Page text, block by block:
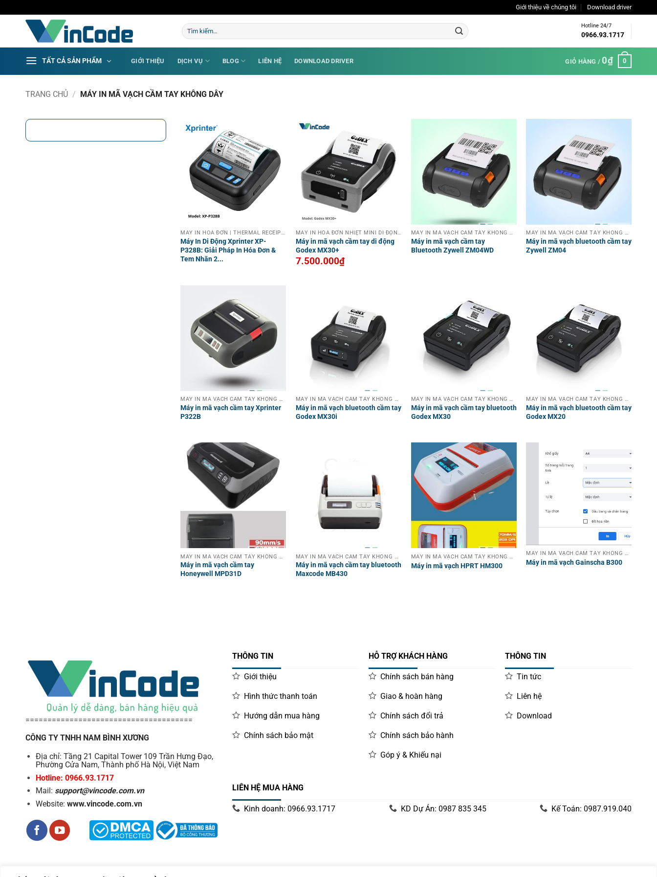
qua
Giới thiệu về chúng tôi Download driver
Tìm
kiếm:
Hotline 24/7
0966.93.1717
TẤT CẢ SẢN PHẨM GIỚI THIỆU DỊCH VỤ BLOG LIÊN HỆ DOWNLOAD DRIVER GIỎ HÀNG / 0₫ 0
TRANG CHỦ / MÁY IN MÃ VẠCH CẦM TAY KHÔNG DÂY
MÁY IN HOÁ ĐƠN | THERMAL RECEIPT PRINTER
Máy In Di Động Xprinter XP-
P328B: Giải Pháp In Hóa Đơn &
Tem Nhãn 2...
MÁY IN HOÁ ĐƠN NHIỆT MINI DI ĐỘNG KHÔNG DÂY CẦM TAY
Máy in mã vạch cầm tay di động
Godex MX30+
7.500.000₫
MÁY IN MÃ VẠCH CẦM TAY KHÔNG DÂY
Máy in mã vạch cầm tay
Bluetooth Zywell ZM04WD
MÁY IN MÃ VẠCH CẦM TAY KHÔNG DÂY
Máy in mã vạch bluetooth cầm tay
Zywell ZM04
MÁY IN MÃ VẠCH CẦM TAY KHÔNG DÂY
Máy in mã vạch cầm tay Xprinter
P322B
MÁY IN MÃ VẠCH CẦM TAY KHÔNG DÂY
Máy in mã vạch bluetooth cầm tay
Godex MX30i
MÁY IN MÃ VẠCH CẦM TAY KHÔNG DÂY
Máy in mã vạch cầm tay bluetooth
Godex MX30
MÁY IN MÃ VẠCH CẦM TAY KHÔNG DÂY
Máy in mã vạch bluetooth cầm tay
Godex MX20
Máy in mã vạch cầm tay
Honeywell MPD31D
Máy in mã vạch cầm tay bluetooth
Maxcode MB430
Máy in mã vạch HPRT HM300
MÁY IN MÃ VẠCH CẦM TAY KHÔNG DÂY
Máy in mã vạch Gainscha B300
======================================
CÔNG TY TNHH NAM BÌNH XƯƠNG
Địa chỉ: Tầng 21 Capital Tower 109 Trần Hưng Đạo,
Phường Cửa Nam, Thành phố Hà Nội, Việt Nam
Hotline: 0966.93.1717
Mail: support@vincode.com.vn
Website: www.vincode.com.vn
THÔNG TIN
Giới thiệu
Hình thức thanh toán
Hướng dẫn mua hàng
Chính sách bảo mật
HỖ TRỢ KHÁCH HÀNG
Chính sách bán hàng
Giao & hoàn hàng
Chính sách đổi trả
Chính sách bảo hành
Góp ý & Khiếu nại
THÔNG TIN
Tin tức
Liên hệ
Download
LIÊN HỆ MUA HÀNG
Kinh doanh: 0966.93.1717 KD Dự Án: 0987 835 345 Kế Toán: 0987.919.040